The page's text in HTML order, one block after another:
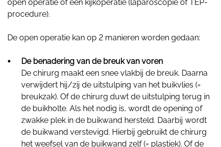
open operatie of een kijkoperatie (laparoscopie of TEP-
procedure).
De open operatie kan op 2 manieren worden gedaan:
De benadering van de breuk van voren
De chirurg maakt een snee vlakbij de breuk. Daarna
verwijdert hij/zij de uitstulping van het buikvlies (=
breukzak). Of de chirurg duwt de uitstulping terug in
de buikholte. Als het nodig is, wordt de opening of
zwakke plek in de buikwand hersteld. Daarbij wordt
de buikwand verstevigd. Hierbij gebruikt de chirurg
het weefsel van de buikwand zelf (= plastiek). Of de